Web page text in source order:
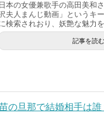
日本の女優兼歌手の高田美和
夫人まんじ動画」というキ
検索されおり、妖艶な魅力
記事を読む
の旦那で結婚相手は誰